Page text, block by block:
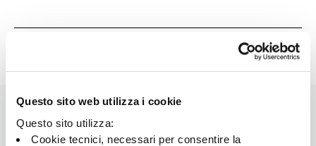
Questo sito web utilizza i cookie
Questo sito utilizza:
Cookie tecnici, necessari per consentire la
ARTICOLI CORRELATI